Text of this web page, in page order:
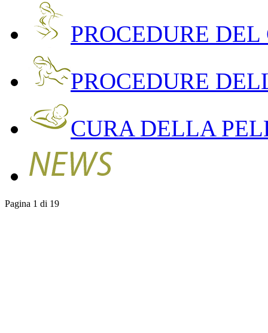
PROCEDURE DEL
PROCEDURE
CURA DELLA
Pagina 1 di 19